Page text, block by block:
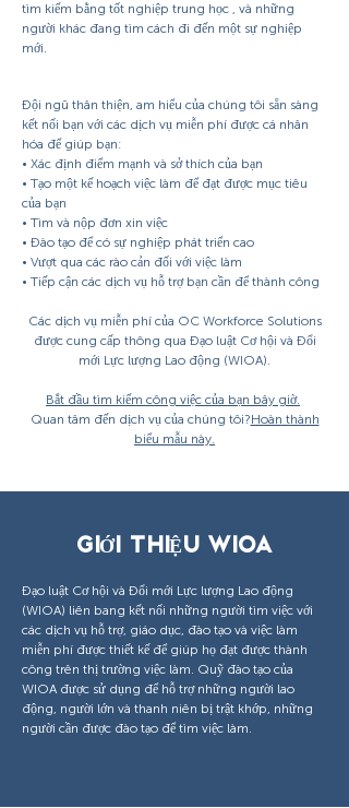
tìm kiếm bằng tốt nghiệp trung học , và những
người khác đang tìm cách đi đến một sự nghiệp
mới.
Đội ngũ thân thiện, am hiểu của chúng tôi sẵn sàng
kết nối bạn với các dịch vụ miễn phí được cá nhân
hóa để giúp bạn:
• Xác định điểm mạnh và sở thích của bạn
• Tạo một kế hoạch việc làm để đạt được mục tiêu
của bạn
• Tìm và nộp đơn xin việc
• Đào tạo để có sự nghiệp phát triển cao
• Vượt qua các rào cản đối với việc làm
• Tiếp cận các dịch vụ hỗ trợ bạn cần để thành công
Các dịch vụ miễn phí của OC Workforce Solutions
được cung cấp thông qua Đạo luật Cơ hội và Đổi
mới Lực lượng Lao động (WIOA).
Bắt đầu tìm kiếm công việc của bạn bây giờ.
Quan tâm đến dịch vụ của chúng tôi?Hoàn thành
biểu mẫu này.
GIỚI THIỆU WIOA
Đạo luật Cơ hội và Đổi mới Lực lượng Lao động
(WIOA) liên bang kết nối những người tìm việc với
các dịch vụ hỗ trợ, giáo dục, đào tạo và việc làm
miễn phí được thiết kế để giúp họ đạt được thành
công trên thị trường việc làm. Quỹ đào tạo của
WIOA được sử dụng để hỗ trợ những người lao
động, người lớn và thanh niên bị trật khớp, những
người cần được đào tạo để tìm việc làm.